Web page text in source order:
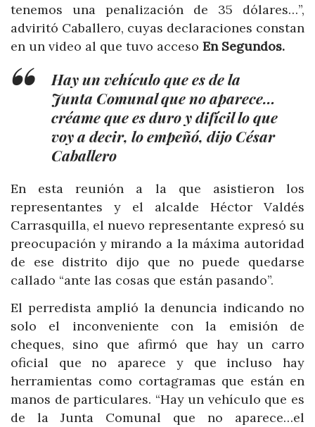
tenemos una penalización de 35 dólares…”,
adviritó Caballero, cuyas declaraciones constan
en un video al que tuvo acceso En Segundos.
Hay un vehículo que es de la
Junta Comunal que no aparece…
créame que es duro y difícil lo que
voy a decir, lo empeñó, dijo César
Caballero
En esta reunión a la que asistieron los
representantes y el alcalde Héctor Valdés
Carrasquilla, el nuevo representante expresó su
preocupación y mirando a la máxima autoridad
de ese distrito dijo que no puede quedarse
callado “ante las cosas que están pasando”.
El perredista amplió la denuncia indicando no
solo el inconveniente con la emisión de
cheques, sino que afirmó que hay un carro
oficial que no aparece y que incluso hay
herramientas como cortagramas que están en
manos de particulares. “Hay un vehículo que es
de la Junta Comunal que no aparece…el